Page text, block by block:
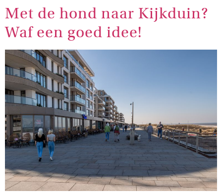
Met de hond naar Kijkduin?
Waf een goed idee!